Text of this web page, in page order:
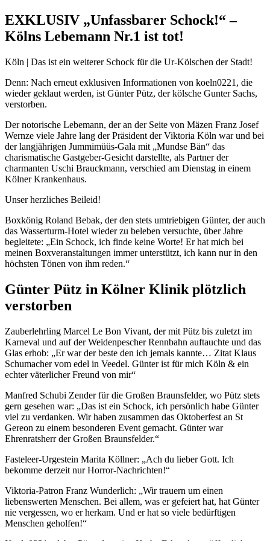
EXKLUSIV „Unfassbarer Schock!“ –
Kölns Lebemann Nr.1 ist tot!
Köln | Das ist ein weiterer Schock für die Ur-Kölschen der Stadt!
Denn: Nach erneut exklusiven Informationen von koeln0221, die
wieder geklaut werden, ist Günter Pütz, der kölsche Gunter Sachs,
verstorben.
Der notorische Lebemann, der an der Seite von Mäzen Franz Josef
Wernze viele Jahre lang der Präsident der Viktoria Köln war und bei
der langjährigen Jummimüüs-Gala mit „Mundse Bän“ das
charismatische Gastgeber-Gesicht darstellte, als Partner der
charmanten Uschi Brauckmann, verschied am Dienstag in einem
Kölner Krankenhaus.
Unser herzliches Beileid!
Boxkönig Roland Bebak, der den stets umtriebigen Günter, der auch
das Wasserturm-Hotel wieder zu beleben versuchte, über Jahre
begleitete: „Ein Schock, ich finde keine Worte! Er hat mich bei
meinen Boxveranstaltungen immer unterstützt, ich kann nur in den
höchsten Tönen von ihm reden.“
Günter Pütz in Kölner Klinik plötzlich
verstorben
Zauberlehrling Marcel Le Bon Vivant, der mit Pütz bis zuletzt im
Karneval und auf der Weidenpescher Rennbahn auftauchte und das
Glas erhob: „Er war der beste den ich jemals kannte… Zitat Klaus
Schumacher vom edel in Veedel. Günter ist für mich Köln & ein
echter väterlicher Freund von mir“
Manfred Schubi Zender für die Großen Braunsfelder, wo Pütz stets
gern gesehen war: „Das ist ein Schock, ich persönlich habe Günter
viel zu verdanken. Wir haben zusammen das Oktoberfest an St
Gereon zu einem besonderen Event gemacht. Günter war
Ehrenratsherr der Großen Braunsfelder.“
Fasteleer-Urgestein Marita Köllner: „Ach du lieber Gott. Ich
bekomme derzeit nur Horror-Nachrichten!“
Viktoria-Patron Franz Wunderlich: „Wir trauern um einen
liebenswerten Menschen. Bei allem, was er gefeiert hat, hat Günter
nie vergessen, wo er herkam. Und er hat so viele bedürftigen
Menschen geholfen!“